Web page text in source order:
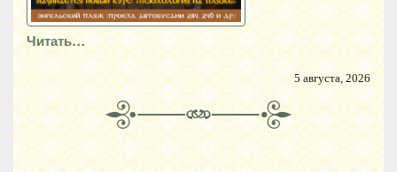
Читать…
5 августа, 2026